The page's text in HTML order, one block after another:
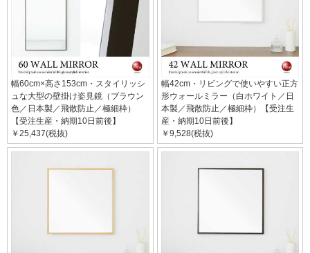
幅60cm×高さ153cm・スタイリッシ
ュな大型の壁掛け姿見鏡（ブラウン
色／日本製／飛散防止／極細枠）
【受注生産・納期10日前後】
￥25,437(税抜)
幅42cm・リビングで使いやすい正方
形ウォールミラー（白ホワイト／日
本製／飛散防止／極細枠）【受注生
産・納期10日前後】
￥9,528(税抜)